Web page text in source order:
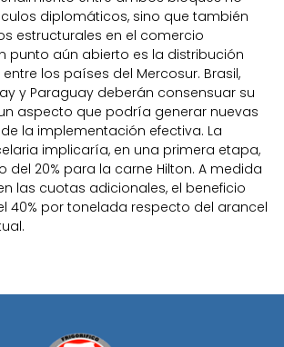
diplomáticos, sino que también
estructurales en el comercio
punto aún abierto es la distribución
los países del Mercosur. Brasil,
y Paraguay deberán consensuar su
aspecto que podría generar nuevas
la implementación efectiva. La
implicaría, en una primera etapa,
del 20% para la carne Hilton. A medida
las cuotas adicionales, el beneficio
40% por tonelada respecto del arancel